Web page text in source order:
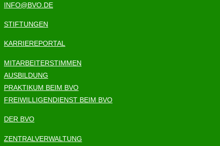
INFO@BVO.DE
STIFTUNGEN
KARRIEREPORTAL
MITARBEITERSTIMMEN
AUSBILDUNG
PRAKTIKUM BEIM BVO
FREIWILLIGENDIENST BEIM BVO
DER BVO
ZENTRALVERWALTUNG